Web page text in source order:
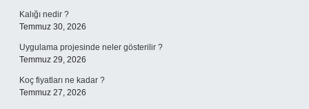
Kalığı nedir ?
Temmuz 30, 2026
Uygulama projesinde neler gösterilir ?
Temmuz 29, 2026
Koç fiyatları ne kadar ?
Temmuz 27, 2026